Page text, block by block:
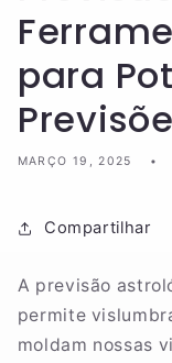
para
MARÇO 19, 2025
Compartilhar
A previsão
permite
moldam nossas